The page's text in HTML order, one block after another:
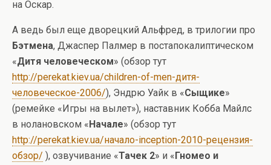
на Оскар.
А ведь был еще дворецкий Альфред, в трилогии про
Бэтмена, Джаспер Палмер в постапокалиптическом
«Дитя человеческом» (обзор тут
http://perekat.kiev.ua/children-of-men-дитя-
человеческое-2006/), Эндрю Уайк в «Сыщике»
(ремейке «Игры на вылет»), наставник Кобба Майлс
в нолановском « Начале» (обзор тут
http://perekat.kiev.ua/начало-inception-2010-рецензия-
обзор/ ), озвучивание «Тачек 2» и « Гномео и